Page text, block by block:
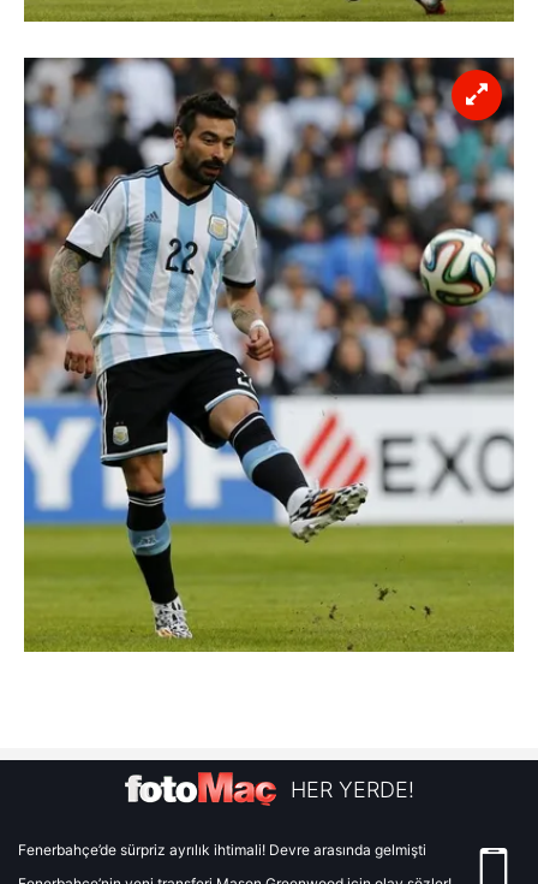
HER YERDE!
Fenerbahçe’de sürpriz ayrılık ihtimali! Devre arasında gelmişti